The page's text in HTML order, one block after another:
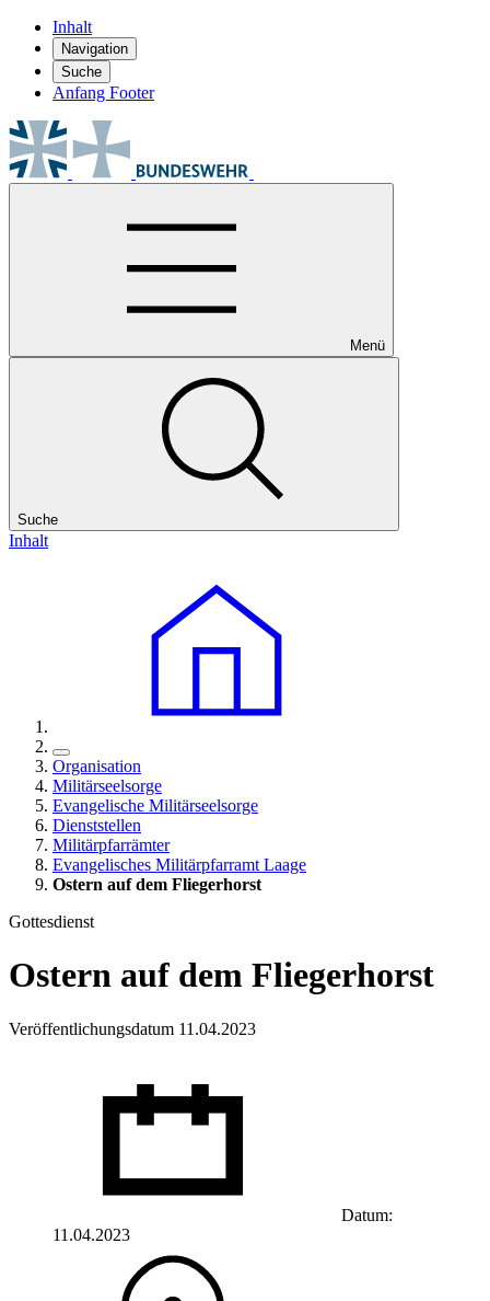
Inhalt
Navigation
Suche
Anfang Footer
Menü
Suche
Inhalt
Organisation
Militärseelsorge
Evangelische Militärseelsorge
Dienststellen
Militärpfarrämter
Evangelisches Militärpfarramt Laage
Ostern auf dem Fliegerhorst
Gottesdienst
Ostern auf dem Fliegerhorst
Veröffentlichungsdatum 11.04.2023
Datum:
11.04.2023